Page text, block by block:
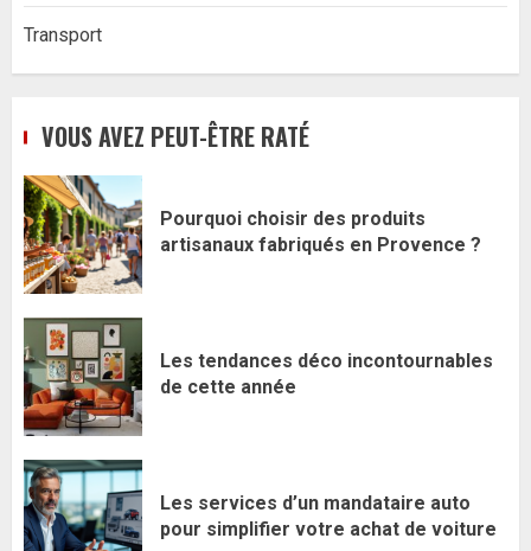
Transport
VOUS AVEZ PEUT-ÊTRE RATÉ
Pourquoi choisir des produits
artisanaux fabriqués en Provence ?
Les tendances déco incontournables
de cette année
Les services d’un mandataire auto
pour simplifier votre achat de voiture